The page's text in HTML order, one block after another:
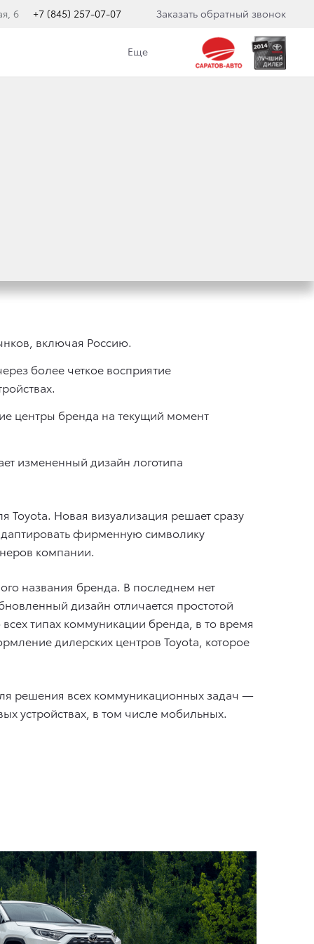
6 +7 (845) 257-07-07 Заказать обратный звонок
Еще
включая Россию.
более четкое восприятие
центры бренда на текущий момент
измененный дизайн логотипа
Toyota. Новая визуализация решает сразу
фирменную символику
компании.
названия бренда. В последнем нет
дизайн отличается простотой
типах коммуникации бренда, в то время
дилерских центров Toyota, которое
решения всех коммуникационных задач —
устройствах, в том числе мобильных.